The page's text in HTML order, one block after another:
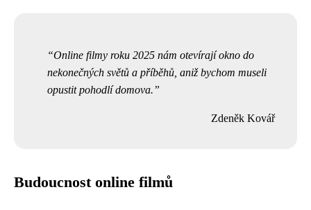
Online filmy roku 2025 nám otevírají okno do
nekonečných světů a příběhů, aniž bychom museli
opustit pohodlí domova.
Zdeněk Kovář
Budoucnost online filmů